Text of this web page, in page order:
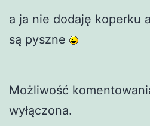
a ja nie dodaję koperku
są pyszne
Możliwość
wyłączona.